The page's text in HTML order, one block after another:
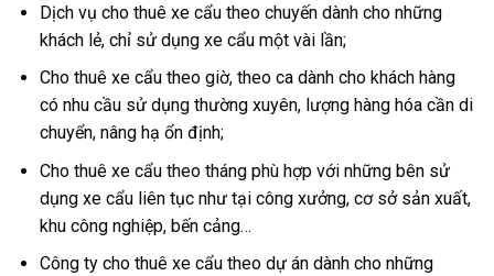
Dịch vụ cho thuê xe cẩu theo chuyến dành cho những
khách lẻ, chỉ sử dụng xe cẩu một vài lần;
Cho thuê xe cẩu theo giờ, theo ca dành cho khách hàng
có nhu cầu sử dụng thường xuyên, lượng hàng hóa cần di
chuyển, nâng hạ ổn định;
Cho thuê xe cẩu theo tháng phù hợp với những bên sử
dụng xe cẩu liên tục như tại công xưởng, cơ sở sản xuất,
khu công nghiệp, bến cảng…
Công ty cho thuê xe cẩu theo dự án dành cho những